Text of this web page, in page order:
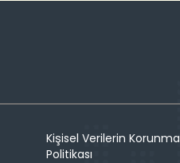
Kişisel Verilerin
Politikası